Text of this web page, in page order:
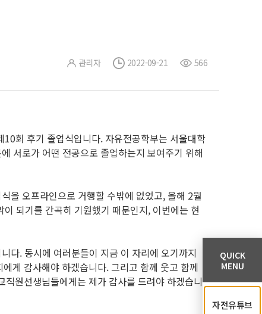
관리자 2022-09-21 566
회 후기 졸업식입니다. 자유전공학부는 서울대학
서로가 어떤 전공으로 졸업하는지 보여주기 위해
을 오프라인으로 거행할 수밖에 없었고, 올해 2월
되기를 간곡히 기원했기 때문인지, 이번에는 현
다. 동시에 여러분들이 지금 이 자리에 오기까지
게 감사해야 하겠습니다. 그리고 함께 웃고 함께
원선생님들에게는 제가 감사를 드려야 하겠습니
QUICK
MENU
자전유튜브